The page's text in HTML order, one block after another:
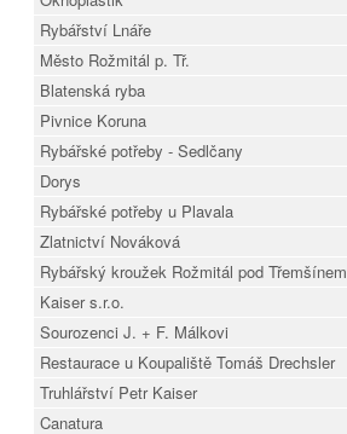
Rybářství Lnáře
Město Rožmitál p. Tř.
Blatenská ryba
Pivnice Koruna
Rybářské potřeby - Sedlčany
Dorys
Rybářské potřeby u Plavala
Zlatnictví Nováková
Rybářský kroužek Rožmitál pod Třemšínem
Kaiser s.r.o.
Sourozenci J. + F. Málkovi
Restaurace u Koupaliště Tomáš Drechsler
Truhlářství Petr Kaiser
Canatura